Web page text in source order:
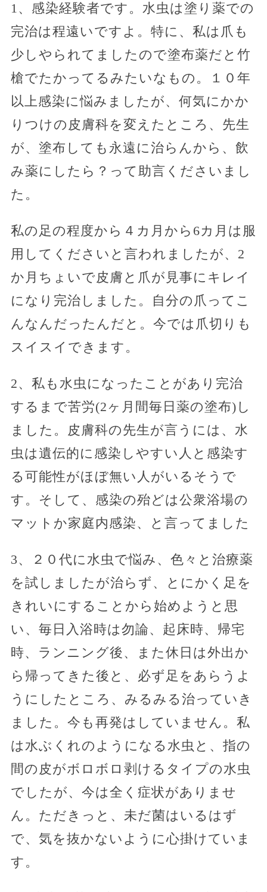
1、感染経験者です。水虫は塗り薬での
完治は程遠いですよ。特に、私は爪も
少しやられてましたので塗布薬だと竹
槍でたかってるみたいなもの。１０年
以上感染に悩みましたが、何気にかか
りつけの皮膚科を変えたところ、先生
が、塗布しても永遠に治らんから、飲
み薬にしたら？って助言くださいまし
た。
私の足の程度から４カ月から6カ月は服
用してくださいと言われましたが、2
か月ちょいで皮膚と爪が見事にキレイ
になり完治しました。自分の爪ってこ
んなんだったんだと。今では爪切りも
スイスイできます。
2、私も水虫になったことがあり完治
するまで苦労(2ヶ月間毎日薬の塗布)し
ました。皮膚科の先生が言うには、水
虫は遺伝的に感染しやすい人と感染す
る可能性がほぼ無い人がいるそうで
す。そして、感染の殆どは公衆浴場の
マットか家庭内感染、と言ってました
3、２０代に水虫で悩み、色々と治療薬
を試しましたが治らず、とにかく足を
きれいにすることから始めようと思
い、毎日入浴時は勿論、起床時、帰宅
時、ランニング後、また休日は外出か
ら帰ってきた後と、必ず足をあらうよ
うにしたところ、みるみる治っていき
ました。今も再発はしていません。私
は水ぶくれのようになる水虫と、指の
間の皮がボロボロ剥けるタイプの水虫
でしたが、今は全く症状がありませ
ん。ただきっと、未だ菌はいるはず
で、気を抜かないように心掛けていま
す。